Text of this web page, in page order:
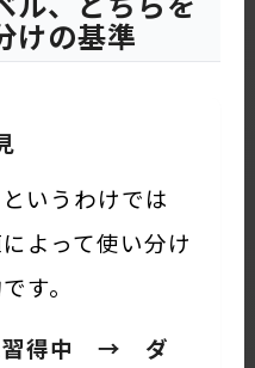
けの基準
いうわけでは
よって使い分け
す。
習得中 → ダ